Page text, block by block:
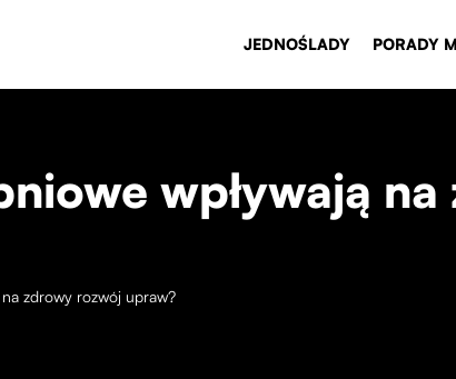
JEDNOŚLADY PORADY
wpływają
zdrowy rozwój upraw?